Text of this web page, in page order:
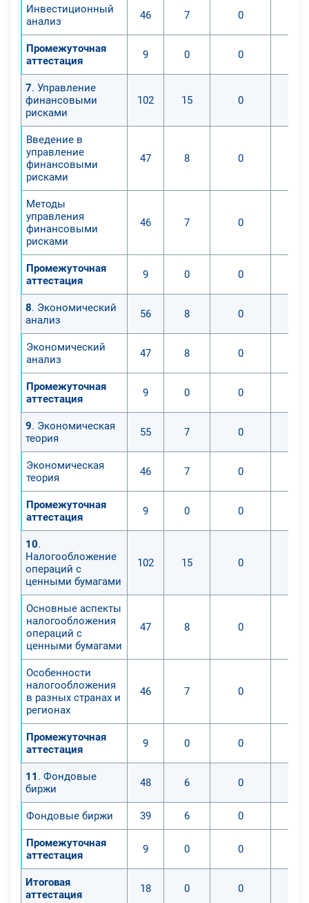
Инвестиционный
анализ
46 7 0
Промежуточная
аттестация
9 0 0
7. Управление
финансовыми
рисками
102 15 0
Введение в
управление
финансовыми
рисками
47 8 0
Методы
управления
финансовыми
рисками
46 7 0
Промежуточная
аттестация
9 0 0
8. Экономический
анализ
56 8 0
Экономический
анализ
47 8 0
Промежуточная
аттестация
9 0 0
9. Экономическая
теория
55 7 0
Экономическая
теория
46 7 0
Промежуточная
аттестация
9 0 0
10.
Налогообложение
операций с
ценными бумагами
102 15 0
Основные аспекты
налогообложения
операций с
ценными бумагами
47 8 0
Особенности
налогообложения
в разных странах и
регионах
46 7 0
Промежуточная
аттестация
9 0 0
11 . Фондовые
биржи
48 6 0
Фондовые биржи 39 6 0
Промежуточная
аттестация
9 0 0
Итоговая
аттестация
18 0 0